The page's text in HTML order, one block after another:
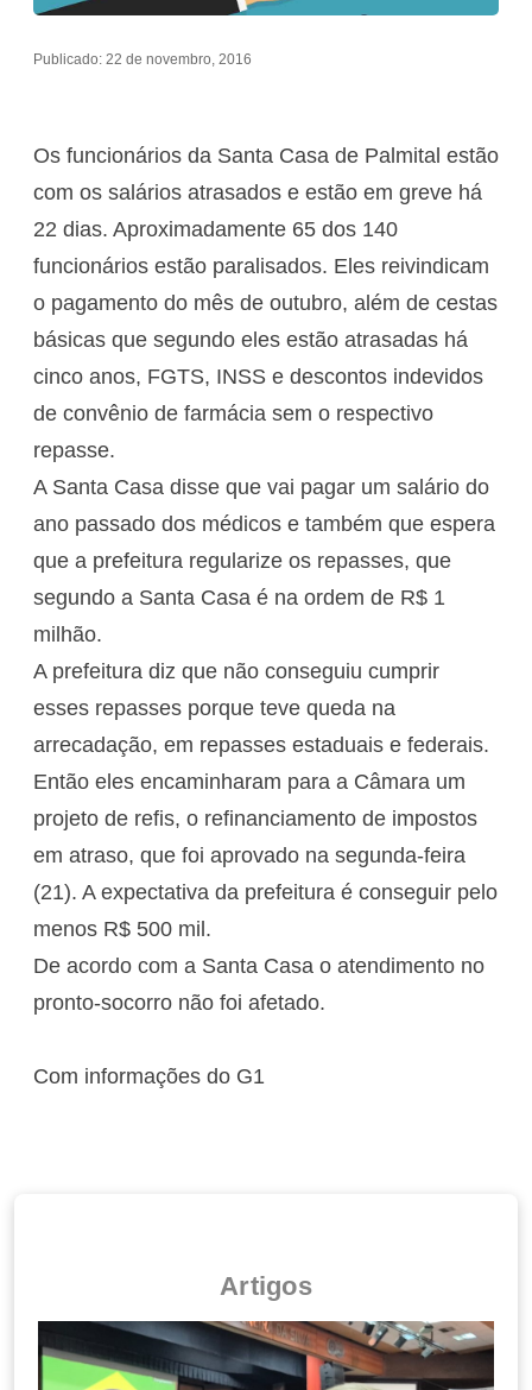
Publicado: 22 de novembro, 2016
Os funcionários da Santa Casa de Palmital estão
com os salários atrasados e estão em greve há
22 dias. Aproximadamente 65 dos 140
funcionários estão paralisados. Eles reivindicam
o pagamento do mês de outubro, além de cestas
básicas que segundo eles estão atrasadas há
cinco anos, FGTS, INSS e descontos indevidos
de convênio de farmácia sem o respectivo
repasse.
A Santa Casa disse que vai pagar um salário do
ano passado dos médicos e também que espera
que a prefeitura regularize os repasses, que
segundo a Santa Casa é na ordem de R$ 1
milhão.
A prefeitura diz que não conseguiu cumprir
esses repasses porque teve queda na
arrecadação, em repasses estaduais e federais.
Então eles encaminharam para a Câmara um
projeto de refis, o refinanciamento de impostos
em atraso, que foi aprovado na segunda-feira
(21). A expectativa da prefeitura é conseguir pelo
menos R$ 500 mil.
De acordo com a Santa Casa o atendimento no
pronto-socorro não foi afetado.
Com informações do G1
Artigos